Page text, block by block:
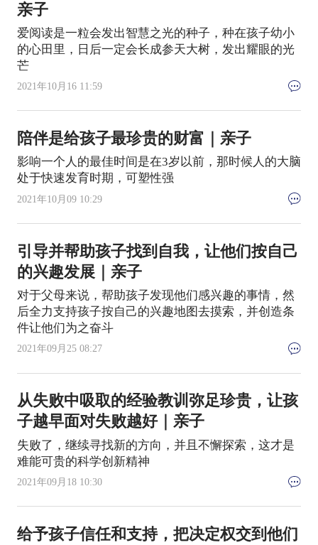
亲子
爱阅读是一粒会发出智慧之光的种子，种在孩子幼小
的心田里，日后一定会长成参天大树，发出耀眼的光
芒
2021年10月16 11:59
陪伴是给孩子最珍贵的财富｜亲子
影响一个人的最佳时间是在3岁以前，那时候人的大脑
处于快速发育时期，可塑性强
2021年10月09 10:29
引导并帮助孩子找到自我，让他们按自己
的兴趣发展｜亲子
对于父母来说，帮助孩子发现他们感兴趣的事情，然
后全力支持孩子按自己的兴趣地图去摸索，并创造条
件让他们为之奋斗
2021年09月25 08:27
从失败中吸取的经验教训弥足珍贵，让孩
子越早面对失败越好｜亲子
失败了，继续寻找新的方向，并且不懈探索，这才是
难能可贵的科学创新精神
2021年09月18 10:30
给予孩子信任和支持，把决定权交到他们